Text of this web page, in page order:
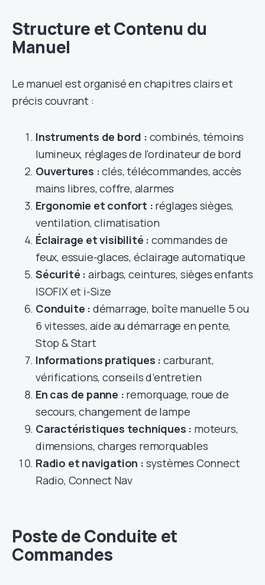
Structure et Contenu du
Manuel
Le manuel est organisé en chapitres clairs et
précis couvrant :
Instruments de bord : combinés, témoins
lumineux, réglages de l’ordinateur de bord
Ouvertures :clés, télécommandes, accès
mains libres, coffre, alarmes
Ergonomie et confort : réglages sièges,
ventilation, climatisation
Éclairage et visibilité : commandes de
feux, essuie-glaces, éclairage automatique
Sécurité : airbags, ceintures, sièges enfants
ISOFIX et i-Size
Conduite : démarrage, boîte manuelle 5 ou
6 vitesses, aide au démarrage en pente,
Stop & Start
Informations pratiques : carburant,
vérifications, conseils d’entretien
En cas de panne : remorquage, roue de
secours, changement de lampe
Caractéristiques techniques : moteurs,
dimensions, charges remorquables
Radio et navigation : systèmes Connect
Radio, Connect Nav
Poste de Conduite et
Commandes